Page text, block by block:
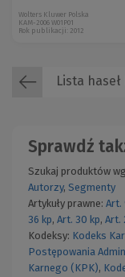
Wolters Kluwer Polska
KAM-2006 W01P01
Rok publikacji: 2012
Lista haseł
Sprawdź
Szukaj produktów
Autorzy, Segmenty
Artykuły prawne: Art.
36 kp, Art. 30 kp, Art.
Kodeksy: Kodeks
Postępowania
Karnego (KPK),